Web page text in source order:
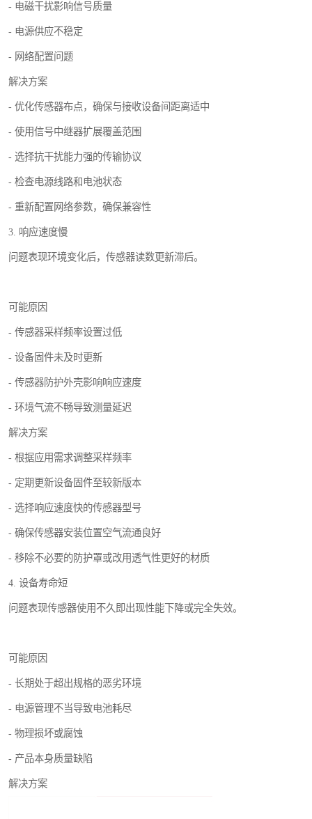
- 电磁干扰影响信号质量
- 电源供应不稳定
- 网络配置问题
解决方案
- 优化传感器布点，确保与接收设备间距离适中
- 使用信号中继器扩展覆盖范围
- 选择抗干扰能力强的传输协议
- 检查电源线路和电池状态
- 重新配置网络参数，确保兼容性
3. 响应速度慢
问题表现环境变化后，传感器读数更新滞后。
可能原因
- 传感器采样频率设置过低
- 设备固件未及时更新
- 传感器防护外壳影响响应速度
- 环境气流不畅导致测量延迟
解决方案
- 根据应用需求调整采样频率
- 定期更新设备固件至较新版本
- 选择响应速度快的传感器型号
- 确保传感器安装位置空气流通良好
- 移除不必要的防护罩或改用透气性更好的材质
4. 设备寿命短
问题表现传感器使用不久即出现性能下降或完全失效。
可能原因
- 长期处于超出规格的恶劣环境
- 电源管理不当导致电池耗尽
- 物理损坏或腐蚀
- 产品本身质量缺陷
解决方案